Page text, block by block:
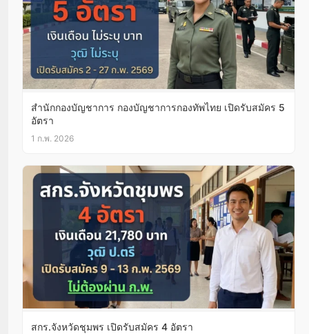
สํานักกองบัญชาการ กองบัญชาการกองทัพไทย เปิดรับสมัคร 5
อัตรา
1 ก.พ. 2026
สกร.จังหวัดชุมพร เปิดรับสมัคร 4 อัตรา